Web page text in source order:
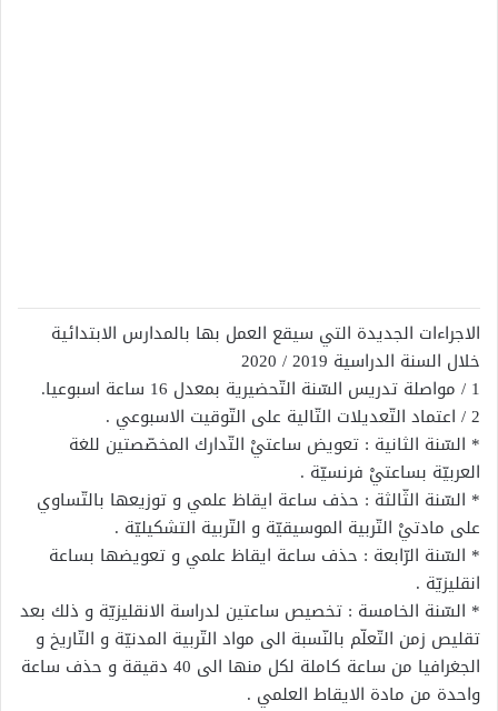
الاجراءات الجديدة التي سيقع العمل بها بالمدارس الابتدائية
خلال السنة الدراسية 2019 / 2020
1 / مواصلة تدريس السّنة التّحضيرية بمعدل 16 ساعة اسبوعيا.
2 / اعتماد التّعديلات التّالية على التّوقيت الاسبوعي .
* السّنة الثانية : تعويض ساعتيْ التّدارك المخصّصتين للغة
العربيّة بساعتيْ فرنسيّة .
* السّنة الثّالثة : حذف ساعة ايقاظ علمي و توزيعها بالتّساوي
على مادتيْ التّربية الموسيقيّة و التّربية التشكيليّة .
* السّنة الرّابعة : حذف ساعة ايقاظ علمي و تعويضها بساعة
انقليزيّة .
* السّنة الخامسة : تخصيص ساعتين لدراسة الانقليزيّة و ذلك بعد
تقليص زمن التّعلّم بالنّسبة الى مواد التّربية المدنيّة و التّاريخ و
الجغرافيا من ساعة كاملة لكل منها الى 40 دقيقة و حذف ساعة
واحدة من مادة الايقاط العلمي .